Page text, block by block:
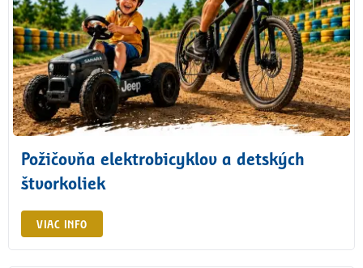
Požičovňa elektrobicyklov a detských
štvorkoliek
VIAC INFO